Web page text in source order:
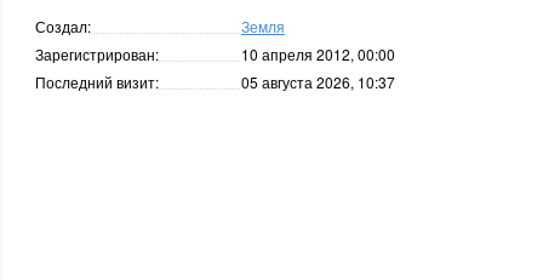
Создал:
Земля
Зарегистрирован:
10 апреля 2012, 00:00
Последний визит:
05 августа 2026, 10:37